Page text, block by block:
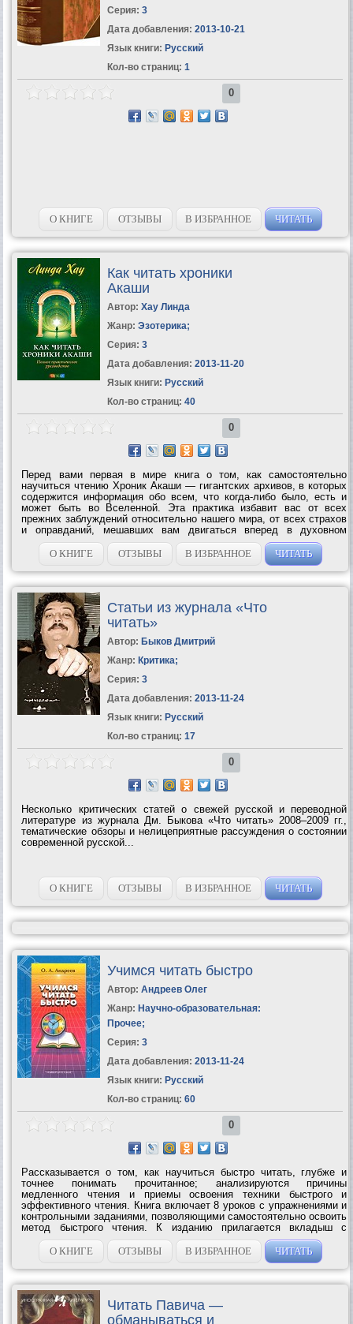
Серия: 3
Дата добавления: 2013-10-21
Язык книги: Русский
Кол-во страниц: 1
0
О КНИГЕ ОТЗЫВЫ В ИЗБРАННОЕ ЧИТАТЬ
Как читать хроники
Акаши
Автор: Хау Линда
Жанр: Эзотерика;
Серия: 3
Дата добавления: 2013-11-20
Язык книги: Русский
Кол-во страниц: 40
0
Перед вами первая в мире книга о том, как самостоятельно
научиться чтению Хроник Акаши — гигантских архивов, в которых
содержится информация обо всем, что когда-либо было, есть и
может быть во Вселенной. Эта практика избавит вас от всех
прежних заблуждений относительно нашего мира, от всех страхов
и оправданий, мешавших вам двигаться вперед в духовном
развитии. Поскольку Хроники Акаши — это не физическое место,
а один из уровней...
О КНИГЕ ОТЗЫВЫ В ИЗБРАННОЕ ЧИТАТЬ
Статьи из журнала «Что
читать»
Автор: Быков Дмитрий
Жанр: Критика;
Серия: 3
Дата добавления: 2013-11-24
Язык книги: Русский
Кол-во страниц: 17
0
Несколько критических статей о свежей русской и переводной
литературе из журнала Дм. Быкова «Что читать» 2008–2009 гг.,
тематические обзоры и нелицеприятные рассуждения о состоянии
современной русской...
О КНИГЕ ОТЗЫВЫ В ИЗБРАННОЕ ЧИТАТЬ
Учимся читать быстро
Автор: Андреев Олег
Жанр: Научно-образовательная:
Прочее;
Серия: 3
Дата добавления: 2013-11-24
Язык книги: Русский
Кол-во страниц: 60
0
Рассказывается о том, как научиться быстро читать, глубже и
точнее понимать прочитанное; анализируются причины
медленного чтения и приемы освоения техники быстрого и
эффективного чтения. Книга включает 8 уроков с упражнениями и
контрольными заданиями, позволяющими самостоятельно освоить
метод быстрого чтения. К изданию прилагается вкладыш с
тренировочными таблицами.УЧИМСЯ ЧИТАТЬ БЫСТРО – Первая
ступень обучения в Школе Олега...
О КНИГЕ ОТЗЫВЫ В ИЗБРАННОЕ ЧИТАТЬ
Читать Павича —
обманываться и